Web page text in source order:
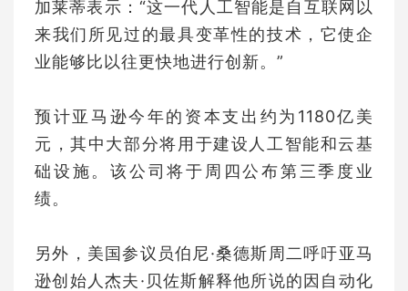
加莱蒂表示：“这一代人工智能是自互联网以
来我们所见过的最具变革性的技术，它使企
业能够比以往更快地进行创新。”
预计亚马逊今年的资本支出约为1180亿美
元，其中大部分将用于建设人工智能和云基
础设施。该公司将于周四公布第三季度业
绩。
另外，美国参议员伯尼·桑德斯周二呼吁亚马
逊创始人杰夫·贝佐斯解释他所说的因自动化